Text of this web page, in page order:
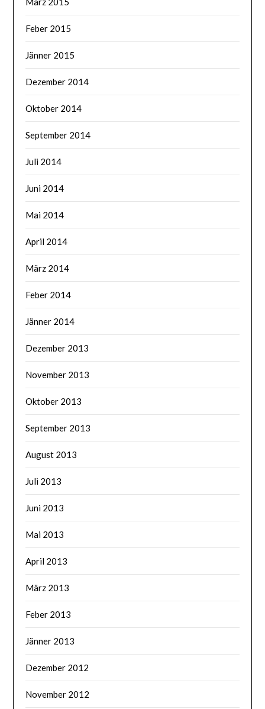
Feber 2015
Jänner 2015
Dezember 2014
Oktober 2014
September 2014
Juli 2014
Juni 2014
Mai 2014
April 2014
März 2014
Feber 2014
Jänner 2014
Dezember 2013
November 2013
Oktober 2013
September 2013
August 2013
Juli 2013
Juni 2013
Mai 2013
April 2013
März 2013
Feber 2013
Jänner 2013
Dezember 2012
November 2012